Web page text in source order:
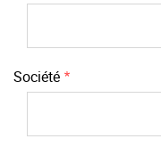
Société